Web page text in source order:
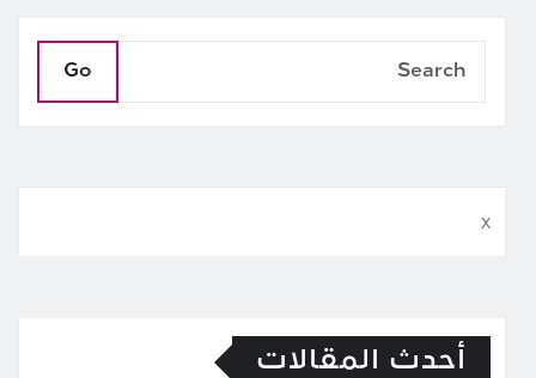
Go
x
أحدث المقالات